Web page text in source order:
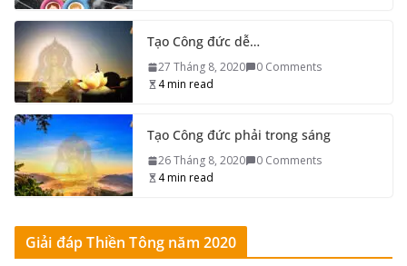
Tạo Công đức dễ…
27 Tháng 8, 2020
0 Comments
4 min read
Tạo Công đức phải trong sáng
26 Tháng 8, 2020
0 Comments
4 min read
Giải đáp Thiền Tông năm 2020